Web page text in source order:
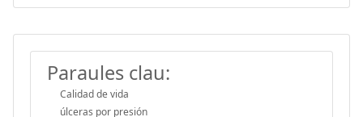
Paraules clau:
Calidad de vida
úlceras por presión